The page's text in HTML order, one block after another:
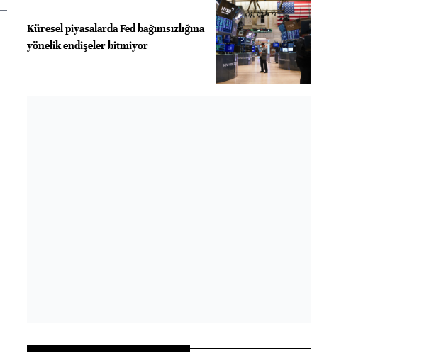
Küresel piyasalarda Fed bağımsızlığına
yönelik endişeler bitmiyor